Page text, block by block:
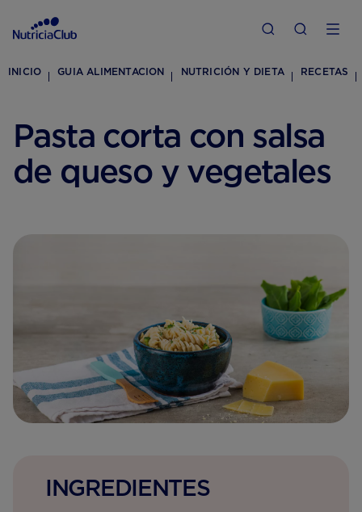
INICIO GUIA ALIMENTACION NUTRICIÓN Y DIETA RECETAS
Pasta corta con salsa
de queso y vegetales
INGREDIENTES